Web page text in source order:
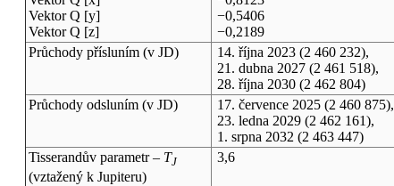
Vektor Q [y]
Vektor Q [z]
−0,5406
−0,2189
Průchody přísluním (v JD) 14. října 2023(2 460 232),
21. dubna 2027(2 461 518),
28. října 2030(2 462 804)
Průchody odsluním (v JD) 17. července 2025(2 460 875),
23. ledna 2029(2 462 161),
1. srpna 2032 (2 463 447)
Tisserandův parametr – TJ
(vztažený k Jupiteru)
3,6